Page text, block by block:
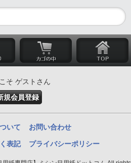
そ ゲストさん
規会員登録
いて お問い合わせ
表記 プライバシーポリシー